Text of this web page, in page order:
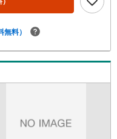
案内が可能 ※定休日を除
等、ご指定の場所まで送迎
でなく住宅ローン・資金
話を聞きたいという方も
限定物件を発表しているオ
件が多数ございます。ぜひ
！※限定物件:当社のみ、
ご紹介可能なオープンハ
無料）